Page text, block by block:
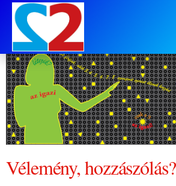
letezik-igazi-0131
Vélemény, hozzászólás?